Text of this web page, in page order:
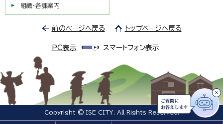
組織・各課案内
前のページへ戻る トップページへ戻る
PC表示 スマートフォン表示
Copyright © ISE CITY. All Rights Reserved.